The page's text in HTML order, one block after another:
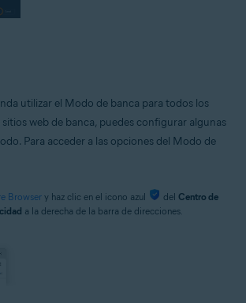
utilizar el Modo de banca para todos los
sitios web de banca, puedes configurar algunas
Para acceder a las opciones del Modo de
Browser y haz clic en el icono azul del Centro de
a la derecha de la barra de direcciones.